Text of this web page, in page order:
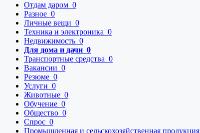
Отдам даром 0
Разное 0
Личные вещи 0
Техника и электроника 0
Недвижимость 0
Для дома и дачи 0
Транспортные средства 0
Вакансии 0
Резюме 0
Услуги 0
Животные 0
Обучение 0
Общество 0
Спрос 0
Промышленная и сельскохозяйственная продукция